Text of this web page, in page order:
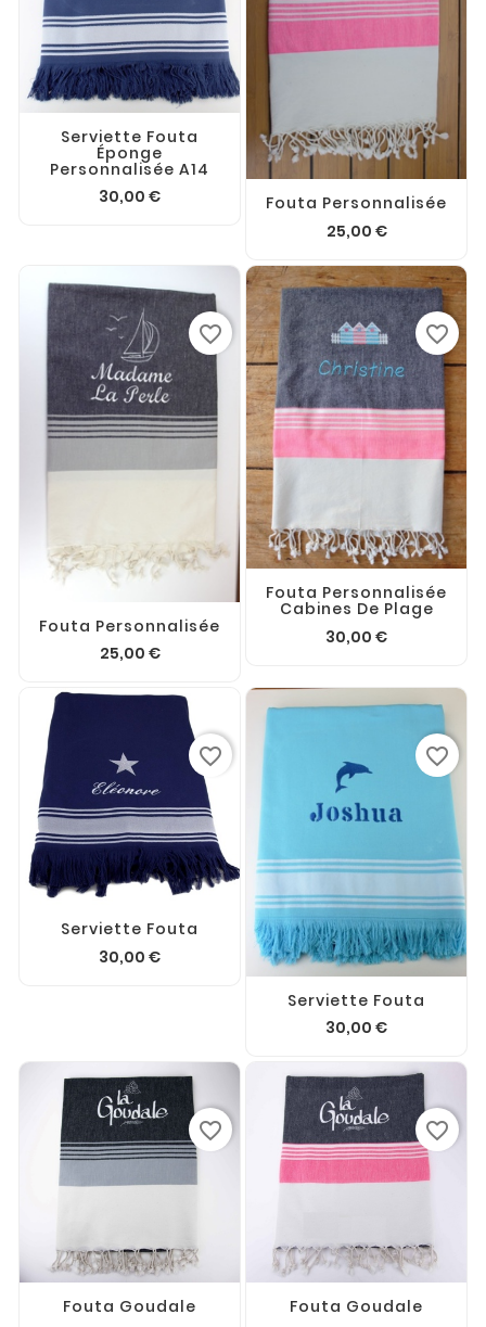
Serviette Fouta
Éponge
Personnalisée A14
30,00 €
Fouta Personnalisée
25,00 €
Fouta Personnalisée
25,00 €
favorite_border
Fouta Personnalisée
Cabines De Plage
30,00 €
favorite_border
Serviette Fouta
30,00 €
favorite_border
Serviette Fouta
30,00 €
favorite_border
Fouta Goudale
favorite_border
Fouta Goudale
favorite_border